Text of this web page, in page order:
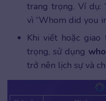
trang trọng. Ví dụ:
vì “Whom did you
Khi viết hoặc
trọng, sử dụng
trở nên lịch sự và